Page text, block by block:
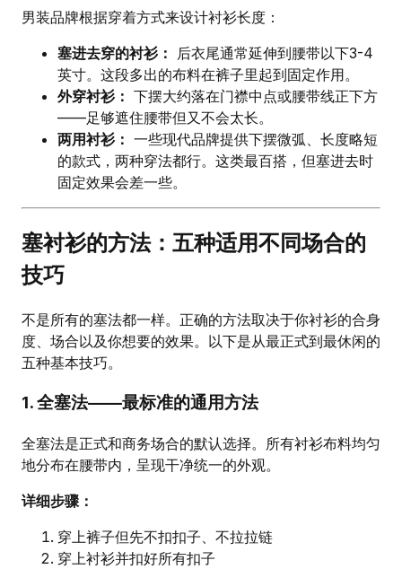
男装品牌根据穿着方式来设计衬衫长度：
塞进去穿的衬衫：
后衣尾通常延伸到腰带以下3-4
英寸。这段多出的布料在裤子里起到固定作用。
外穿衬衫： 下摆大约落在门襟中点或腰带线正下方
——足够遮住腰带但又不会太长。
两用衬衫： 一些现代品牌提供下摆微弧、长度略短
的款式，两种穿法都行。这类最百搭，但塞进去时
固定效果会差一些。
塞衬衫的方法：五种适用不同场合的
技巧
不是所有的塞法都一样。正确的方法取决于你衬衫的合身
度、场合以及你想要的效果。以下是从最正式到最休闲的
五种基本技巧。
1. 全塞法——最标准的通用方法
全塞法是正式和商务场合的默认选择。所有衬衫布料均匀
地分布在腰带内，呈现干净统一的外观。
详细步骤：
穿上裤子但先不扣扣子、不拉拉链
穿上衬衫并扣好所有扣子